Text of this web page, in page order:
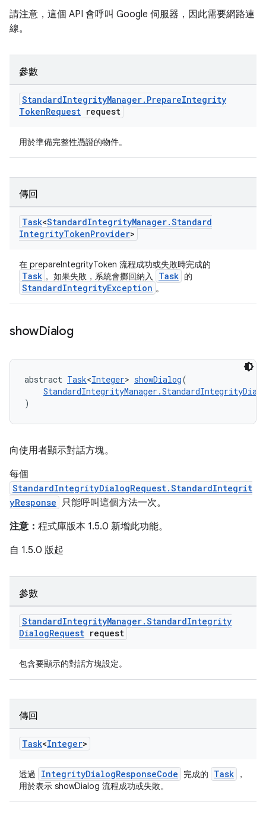
請注意，這個 API 會呼叫 Google 伺服器，因此需要網路連
線。
參數
StandardIntegrityManager. PrepareIntegrity
TokenRequest request
用於準備完整性憑證的物件。
傳回
Task<StandardIntegrityManager.Standard
IntegrityTokenProvider>
在 prepareIntegrityToken 流程成功或失敗時完成的
Task 。如果失敗，系統會擲回納入 Task 的
StandardIntegrityException 。
showDialog
abstract Task<Integer> showDialog(
)
向使用者顯示對話方塊。
每個
StandardIntegrityDialogRequest.StandardIntegrit
yResponse 只能呼叫這個方法一次。
注意： 程式庫版本 1.5.0 新增此功能。
自 1.5.0 版起
參數
StandardIntegrityManager.StandardIntegrity
DialogRequest request
包含要顯示的對話方塊設定。
傳回
Task<Integer>
透過 IntegrityDialogResponseCode 完成的 Task
，
用於表示 showDialog 流程成功或失敗。